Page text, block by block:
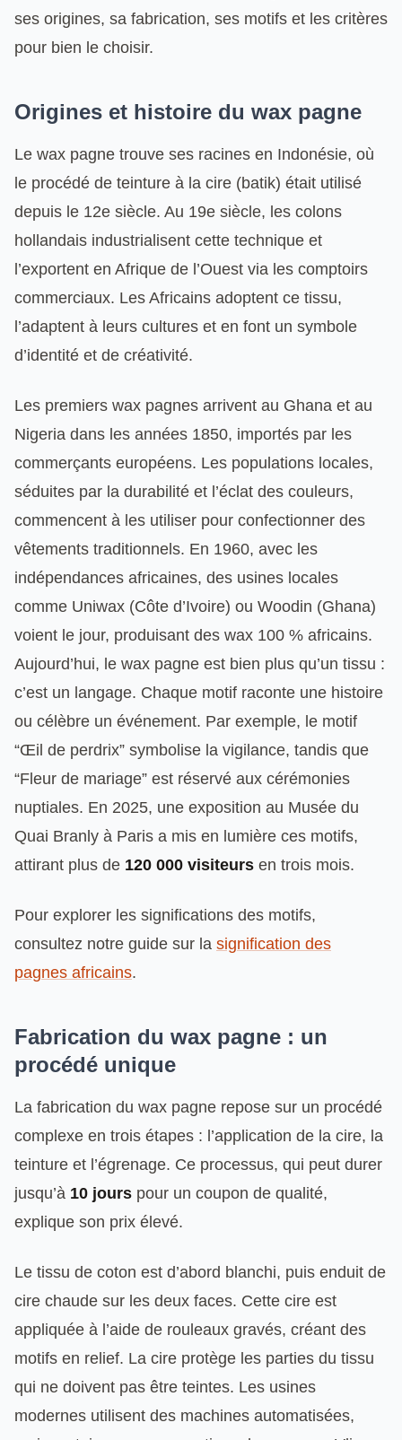
ses origines, sa fabrication, ses motifs et les critères
pour bien le choisir.
Origines et histoire du wax pagne
Le wax pagne trouve ses racines en Indonésie, où
le procédé de teinture à la cire (batik) était utilisé
depuis le 12e siècle. Au 19e siècle, les colons
hollandais industrialisent cette technique et
l’exportent en Afrique de l’Ouest via les comptoirs
commerciaux. Les Africains adoptent ce tissu,
l’adaptent à leurs cultures et en font un symbole
d’identité et de créativité.
Les premiers wax pagnes arrivent au Ghana et au
Nigeria dans les années 1850, importés par les
commerçants européens. Les populations locales,
séduites par la durabilité et l’éclat des couleurs,
commencent à les utiliser pour confectionner des
vêtements traditionnels. En 1960, avec les
indépendances africaines, des usines locales
comme Uniwax (Côte d’Ivoire) ou Woodin (Ghana)
voient le jour, produisant des wax 100 % africains.
Aujourd’hui, le wax pagne est bien plus qu’un tissu :
c’est un langage. Chaque motif raconte une histoire
ou célèbre un événement. Par exemple, le motif
“Œil de perdrix” symbolise la vigilance, tandis que
“Fleur de mariage” est réservé aux cérémonies
nuptiales. En 2025, une exposition au Musée du
Quai Branly à Paris a mis en lumière ces motifs,
attirant plus de 120 000 visiteurs en trois mois.
Pour explorer les significations des motifs,
consultez notre guide sur la signification des
pagnes africains.
Fabrication du wax pagne : un
procédé unique
La fabrication du wax pagne repose sur un procédé
complexe en trois étapes : l’application de la cire, la
teinture et l’égrenage. Ce processus, qui peut durer
jusqu’à 10 jours pour un coupon de qualité,
explique son prix élevé.
Le tissu de coton est d’abord blanchi, puis enduit de
cire chaude sur les deux faces. Cette cire est
appliquée à l’aide de rouleaux gravés, créant des
motifs en relief. La cire protège les parties du tissu
qui ne doivent pas être teintes. Les usines
modernes utilisent des machines automatisées,